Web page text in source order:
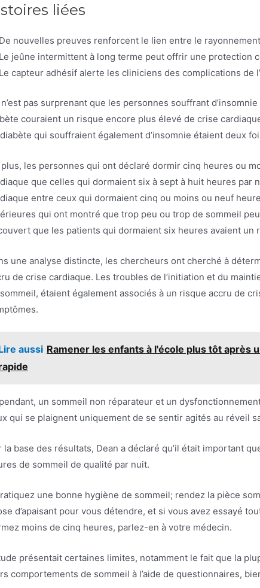
liées
De nouvelles preuves renforcent le lien entre le
Le jeûne intermittent à long terme peut offrir une protection
Le capteur adhésif alerte les cliniciens des complications de
n’est pas surprenant que les personnes souffrant
couraient un risque encore plus élevé de crise
qui souffraient également d’insomnie étaient deux
plus, les personnes qui ont déclaré dormir cinq heures ou
que celles qui dormaient six à sept à huit heures par
entre ceux qui dormaient cinq ou moins ou neuf
qui ont montré que trop peu ou trop de sommeil
que les patients qui dormaient six heures avaient
une analyse distincte, les chercheurs ont cherché à
de crise cardiaque. Les troubles de l’initiation et du
étaient également associés à un risque accru de
aussi Ramener les enfants à l'école plus tôt
un sommeil non réparateur et un
qui se plaignent uniquement de se sentir agités au réveil
la base des résultats, Dean a déclaré qu’il était important
de sommeil de qualité par nuit.
une bonne hygiène de sommeil; rendez la pièce
d’apaisant pour vous détendre, et si vous avez essayé
moins de cinq heures, parlez-en à votre médecin.
présentait certaines limites, notamment le fait que la
comportements de sommeil à l’aide de questionnaires,